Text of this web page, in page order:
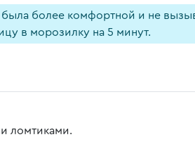
более комфортной и не
в морозилку на 5 минут.
ломтиками.